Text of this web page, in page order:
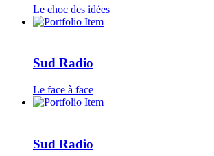
Le choc des idées
Sud Radio
Le face à face
Sud Radio